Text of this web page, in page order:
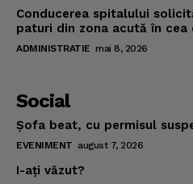
Conducerea spitalului
paturi din zona acută în
ADMINISTRATIE mai 8, 2026
Social
Şofa beat, cu permisul
EVENIMENT august 7, 2026
I-aţi văzut?